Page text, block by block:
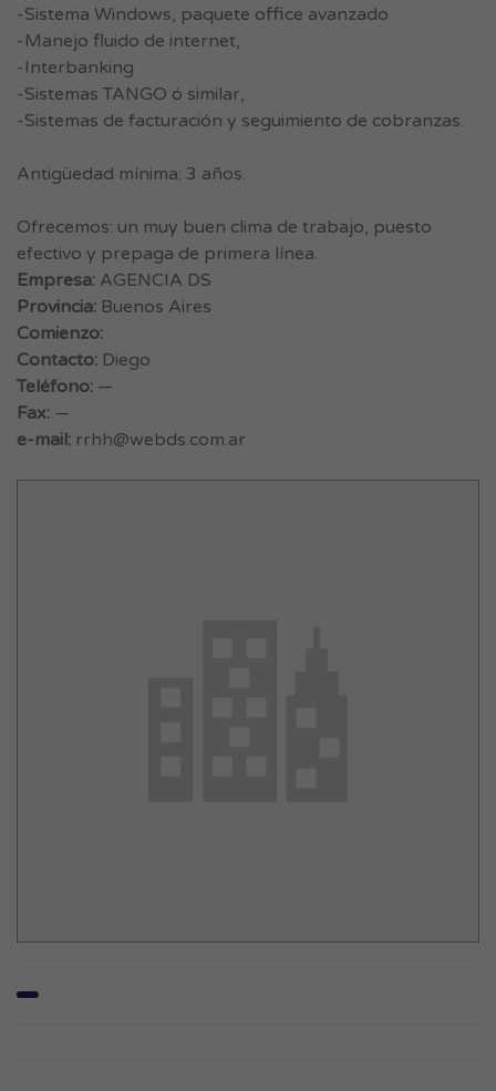
-Sistema Windows, paquete office avanzado
-Manejo fluido de internet,
-Interbanking
-Sistemas TANGO ó similar,
-Sistemas de facturación y seguimiento de cobranzas.
Antigüedad mínima: 3 años.
Ofrecemos: un muy buen clima de trabajo, puesto
efectivo y prepaga de primera línea.
Empresa: AGENCIA DS
Provincia: Buenos Aires
Comienzo:
Contacto: Diego
Teléfono: —
Fax: —
e-mail: rrhh@webds.com.ar